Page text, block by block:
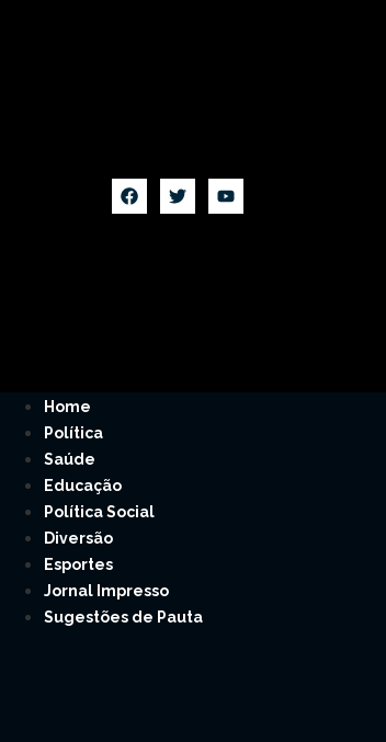
Home
Política
Saúde
Educação
Política Social
Diversão
Esportes
Jornal Impresso
Sugestões de Pauta